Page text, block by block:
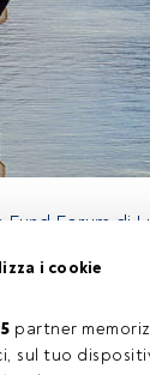
i cookie
partner
sul tuo
Fund Forum di
ETF, bond
allestita